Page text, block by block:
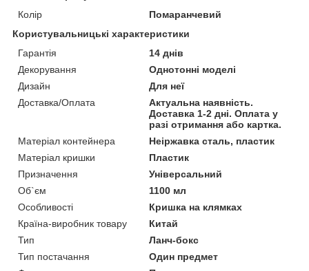
Колір
Помаранчевий
Користувальницькі характеристики
Гарантія
14 днів
Декорування
Однотонні моделі
Дизайн
Для неї
Доставка/Оплата
Актуальна наявність.
Доставка 1-2 дні. Оплата у
разі отримання або картка.
Матеріал контейнера
Неіржавка сталь, пластик
Матеріал кришки
Пластик
Призначення
Універсальний
Об`єм
1100 мл
Особливості
Кришка на клямках
Країна-виробник товару
Китай
Тип
Ланч-бокс
Тип постачання
Один предмет